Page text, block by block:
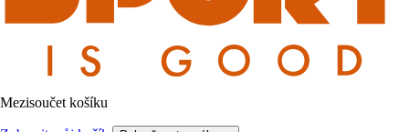
Mezisoučet košíku